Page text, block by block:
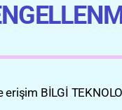
BİLGİ